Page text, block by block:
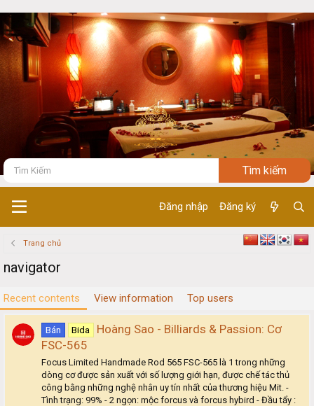
Đăng nhập Đăng ký
Trang chủ
navigator
Recent contents View information Top users
Bán Bida
Hoàng Sao - Billiards & Passion: Cơ
FSC-565
Focus Limited Handmade Rod 565 FSC-565 là 1 trong những
dòng cơ được sản xuất với số lượng giới hạn, được chế tác thủ
công bằng những nghệ nhân uy tín nhất của thương hiệu Mit. -
Tình trạng: 99% - 2 ngọn: mộc forcus và forcus hybird - Đầu tẩy :